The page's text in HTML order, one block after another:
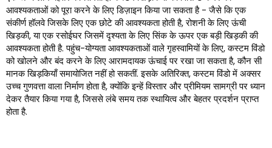
आवश्यकताओं को पूरा करने के लिए डिज़ाइन किया जा सकता है - जैसे कि एक
संकीर्ण हॉलवे जिसके लिए एक छोटे की आवश्यकता होती है, रोशनी के लिए ऊंची
खिड़की, या एक रसोईघर जिसमें दृश्यता के लिए सिंक के ऊपर एक बड़ी खिड़की की
आवश्यकता होती है. पहुंच-योग्यता आवश्यकताओं वाले गृहस्वामियों के लिए, कस्टम विंडो
को खोलने और बंद करने के लिए आरामदायक ऊंचाई पर रखा जा सकता है, कौन सी
मानक खिड़कियाँ समायोजित नहीं हो सकतीं. इसके अतिरिक्त, कस्टम विंडो में अक्सर
उच्च गुणवत्ता वाला निर्माण होता है, क्योंकि इन्हें विस्तार और प्रीमियम सामग्री पर ध्यान
देकर तैयार किया गया है, जिससे लंबे समय तक स्थायित्व और बेहतर प्रदर्शन प्राप्त
होता है.